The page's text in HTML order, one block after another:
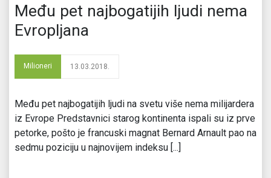
Među pet najbogatijih ljudi nema
Evropljana
Milioneri 13.03.2018.
Među pet najbogatijih ljudi na svetu više nema milijardera
iz Evrope Predstavnici starog kontinenta ispali su iz prve
petorke, pošto je francuski magnat Bernard Arnault pao na
sedmu poziciju u najnovijem indeksu [...]